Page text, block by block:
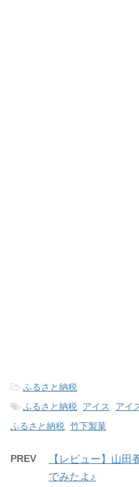
-ふるさと納税
-ふるさと納税, アイス, アイ
ふるさと納税, 竹下製菓
PREV
【レビュー】山
でみたよ♪